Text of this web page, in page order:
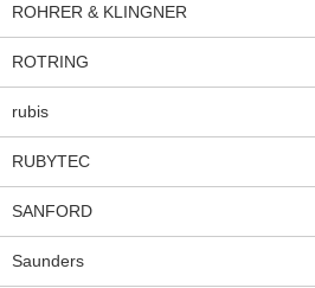
ROHRER & KLINGNER
ROTRING
rubis
RUBYTEC
SANFORD
Saunders